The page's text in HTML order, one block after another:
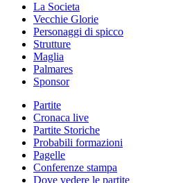
La Societa
Vecchie Glorie
Personaggi di spicco
Strutture
Maglia
Palmares
Sponsor
Partite
Cronaca live
Partite Storiche
Probabili formazioni
Pagelle
Conferenze stampa
Dove vedere le partite